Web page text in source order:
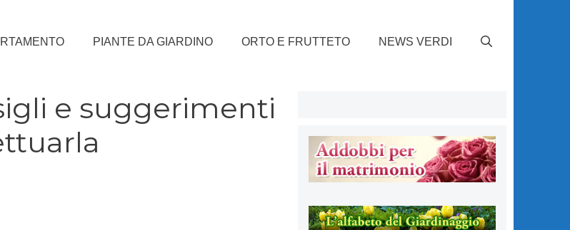
PIANTE DA GIARDINO ORTO E FRUTTETO NEWS VERDI
e suggerimenti